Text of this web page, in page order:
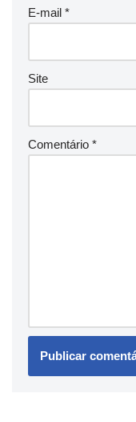
E-mail *
Site
Comentário *